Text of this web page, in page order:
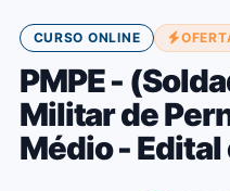
CURSO ONLINE
PMPE -
Militar de
Médio - Edital